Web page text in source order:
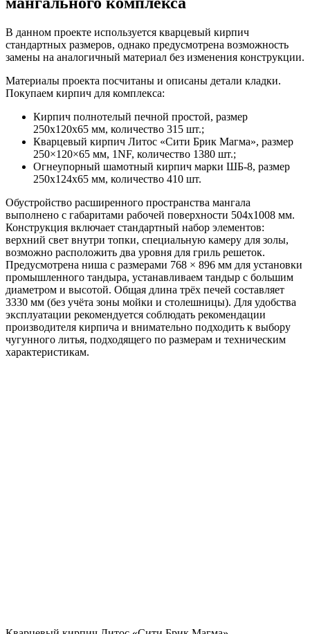
В данном проекте используется кварцевый кирпич
стандартных размеров, однако предусмотрена возможность
замены на аналогичный материал без изменения конструкции.
Материалы проекта посчитаны и описаны детали кладки.
Покупаем кирпич для комплекса:
Кирпич полнотелый печной простой, размер
250х120х65 мм, количество 315 шт.;
Кварцевый кирпич Литос «Сити Брик Магма», размер
250×120×65 мм, 1NF, количество 1380 шт.;
Огнеупорный шамотный кирпич марки ШБ-8, размер
250х124х65 мм, количество 410 шт.
Обустройство расширенного пространства мангала
выполнено с габаритами рабочей поверхности 504х1008 мм.
Конструкция включает стандартный набор элементов:
верхний свет внутри топки, специальную камеру для золы,
возможно расположить два уровня для гриль решеток.
Предусмотрена ниша с размерами 768 × 896 мм для установки
промышленного тандыра, устанавливаем тандыр с большим
диаметром и высотой. Общая длина трёх печей составляет
3330 мм (без учёта зоны мойки и столешницы). Для удобства
эксплуатации рекомендуется соблюдать рекомендации
производителя кирпича и внимательно подходить к выбору
чугунного литья, подходящего по размерам и техническим
характеристикам.